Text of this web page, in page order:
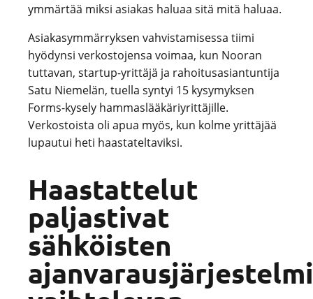
ymmärtää miksi asiakas haluaa sitä mitä haluaa.
Asiakasymmärryksen vahvistamisessa tiimi
hyödynsi verkostojensa voimaa, kun Nooran
tuttavan, startup-yrittäjä ja rahoitusasiantuntija
Satu Niemelän, tuella syntyi 15 kysymyksen
Forms-kysely hammaslääkäriyrittäjille.
Verkostoista oli apua myös, kun kolme yrittäjää
lupautui heti haastateltaviksi.
Haastattelut
paljastivat
sähköisten